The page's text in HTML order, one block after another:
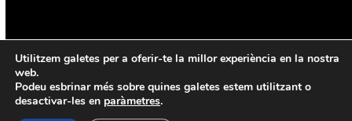
CAT ENG
Utilitzem galetes per a oferir-te la millor experiència en la nostra
web.
Podeu esbrinar més sobre quines galetes estem utilitzant o
desactivar-les en paràmetres.